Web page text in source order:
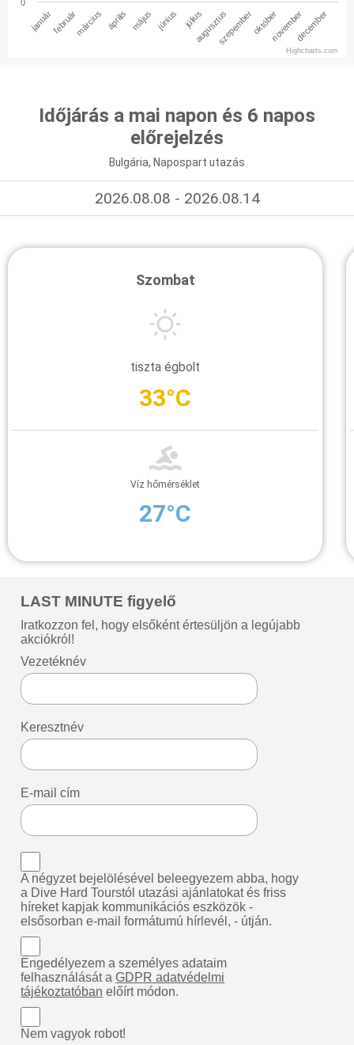
januárfebruármárcius április május június júliusaugusztusszepemberoktóbernovemberdecember
0
Highcharts.com
Időjárás a mai napon és 6 napos
előrejelzés
Bulgária, Napospart utazás
2026.08.08 - 2026.08.14
Szombat
tiszta égbolt
33°C
Víz hőmérséklet
27°C
LAST MINUTE figyelő
Iratkozzon fel, hogy elsőként értesüljön a legújabb
akciókról!
Vezetéknév
Keresztnév
E-mail cím
A négyzet bejelölésével beleegyezem abba, hogy
a Dive Hard Tourstól utazási ajánlatokat és friss
híreket kapjak kommunikációs eszközök -
elsősorban e-mail formátumú hírlevél, - útján.
Engedélyezem a személyes adataim
felhasználását aGDPR adatvédelmi
tájékoztatóban előírt módon.
Nem vagyok robot!